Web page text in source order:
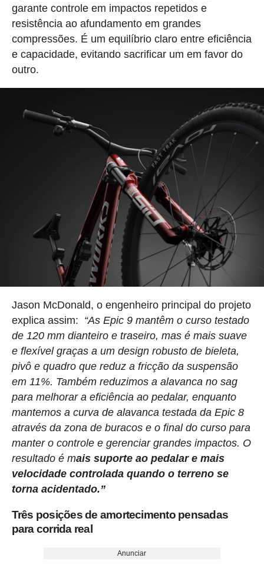
garante controle em impactos repetidos e
resistência ao afundamento em grandes
compressões. É um equilíbrio claro entre eficiência
e capacidade, evitando sacrificar um em favor do
outro.
Jason McDonald, o engenheiro principal do projeto
explica assim: “As Epic 9 mantêm o curso testado
de 120 mm dianteiro e traseiro, mas é mais suave
e flexível graças a um design robusto de bieleta,
pivô e quadro que reduz a fricção da suspensão
em 11%. Também reduzimos a alavanca no sag
para melhorar a eficiência ao pedalar, enquanto
mantemos a curva de alavanca testada da Epic 8
através da zona de buracos e o final do curso para
manter o controle e gerenciar grandes impactos. O
resultado é mais suporte ao pedalar e mais
velocidade controlada quando o terreno se
torna acidentado.”
Três posições de amortecimento pensadas
para corrida real
Anunciar